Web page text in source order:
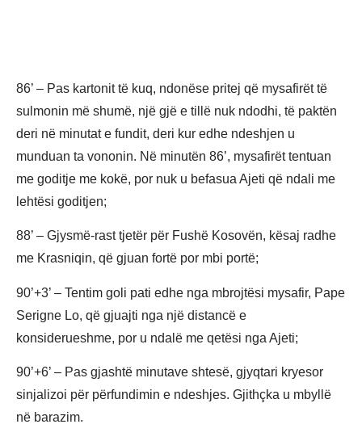
86’ – Pas kartonit të kuq, ndonëse pritej që mysafirët të
sulmonin më shumë, një gjë e tillë nuk ndodhi, të paktën
deri në minutat e fundit, deri kur edhe ndeshjen u
munduan ta vononin. Në minutën 86’, mysafirët tentuan
me goditje me kokë, por nuk u befasua Ajeti që ndali me
lehtësi goditjen;
88’ – Gjysmë-rast tjetër për Fushë Kosovën, kësaj radhe
me Krasniqin, që gjuan fortë por mbi portë;
90’+3’ – Tentim goli pati edhe nga mbrojtësi mysafir, Pape
Serigne Lo, që gjuajti nga një distancë e
konsiderueshme, por u ndalë me qetësi nga Ajeti;
90’+6’ – Pas gjashtë minutave shtesë, gjyqtari kryesor
sinjalizoi për përfundimin e ndeshjes. Gjithçka u mbyllë
në barazim.